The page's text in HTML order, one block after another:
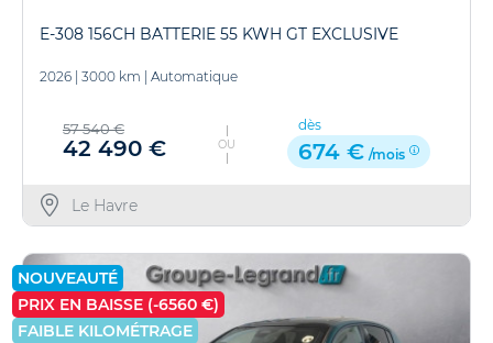
E-308 156CH BATTERIE 55 KWH GT EXCLUSIVE
2026 | 3000 km | Automatique
57 540 €
42 490 € OU
dès
674 € /mois
Le Havre
NOUVEAUTÉ
PRIX EN BAISSE (-6560 €)
FAIBLE KILOMÉTRAGE